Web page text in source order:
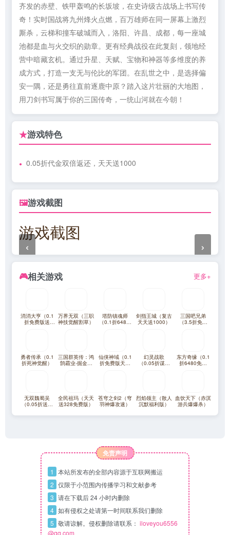
齐发的赤壁、铁甲轰鸣的长坂坡，在史诗级古战场上书写传
奇！实时国战将九州烽火点燃，百万雄师在同一屏幕上激烈
厮杀，云梯和撞车破城而入，洛阳、许昌、成都，每一座城
池都是血与火交织的勋章。更有经典战役在此复刻，领地经
营中暗藏玄机。通过升星、天赋、宝物和神器等多维度的养
成方式，打造一支无与伦比的军团。在乱世之中，是选择偏
安一隅，还是勇往直前逐鹿中原？踏入这片壮丽的大地图，
用刀剑书写属于你的三国传奇，一统山河就在今朝！
★游戏特色
0.05折代金双倍返还，天天送1000
🖼游戏截图
游戏截图
‹ ›
🎮相关游戏 更多+
消消大亨（0.1
折免费版送
万界无双（三职
神技觉醒割草）
塔防镇魂师
（0.1折648福
剑指王城（复古
天天送1000）
三国吧兄弟
（3.5折免费
勇者传承（0.1
折死神觉醒）
三国群英传：鸿
鹄霸业-掘金版
仙侠神域（0.1
折免费版天天
幻灵战歌
（0.05折谋战
东方奇缘（0.1
折6480免费
无双魏蜀吴
（0.05折送满
全民祖玛（天天
送328免费版）
苍穹之剑2（穹
羽神爆攻速）
烈焰领主（散人
沉默福利版）
血饮天下（赤溟
游兵爆爆杀）
免责声明
1 本站所发布的全部内容源于互联网搬运
2 仅限于小范围内传播学习和文献参考
3 请在下载后 24 小时内删除
4 如有侵权之处请第一时间联系我们删除
5 敬请谅解。侵权删除请联系： iloveyou6556
@qq.com